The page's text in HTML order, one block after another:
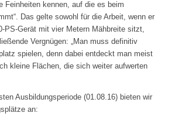
Feinheiten kennen, auf die es beim
Das gelte sowohl für die Arbeit, wenn er
PS-Gerät mit vier Metern Mähbreite sitzt,
Vergnügen: „Man muss definitiv
spielen, denn dabei entdeckt man meist
kleine Flächen, die sich weiter aufwerten
Ausbildungsperiode (01.08.16) bieten wir
an: